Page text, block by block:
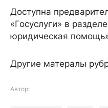
Доступна
«Госуслуги» в
юридическая
Другие матералы
Автор: